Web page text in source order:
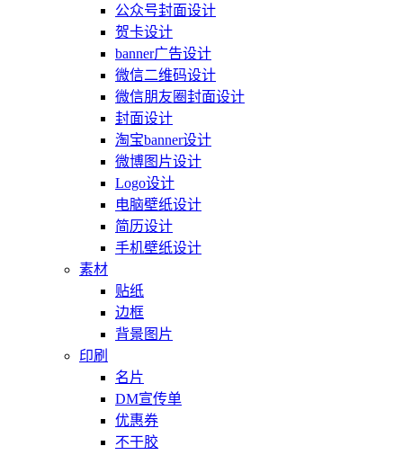
公众号封面设计
贺卡设计
banner广告设计
微信二维码设计
微信朋友圈封面设计
封面设计
淘宝banner设计
微博图片设计
Logo设计
电脑壁纸设计
简历设计
手机壁纸设计
素材
贴纸
边框
背景图片
印刷
名片
DM宣传单
优惠券
不干胶